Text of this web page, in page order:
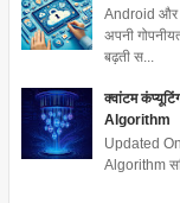
Android और
अपनी
बढ़ती स...
क्वांटम
Algorithm
Updated
Algorithm